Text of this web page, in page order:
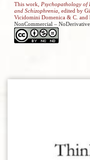
This work, Psychopathology
and Schizophrenia , edited by
Vicidomini Domenica & C. and
NonCommercial –